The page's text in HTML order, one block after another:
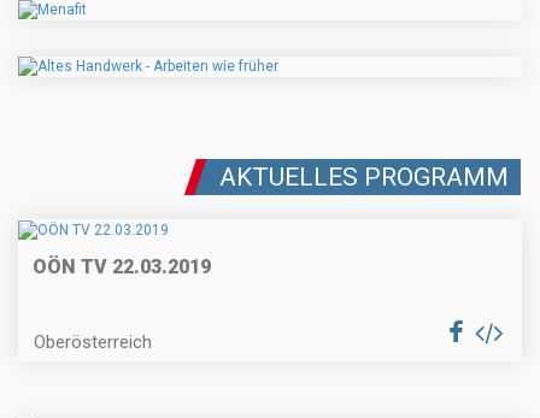
AKTUELLES PROGRAMM
OÖN TV 22.03.2019
Oberösterreich